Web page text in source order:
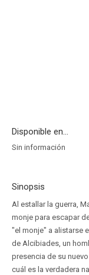
Disponible en...
Sin información
Sinopsis
Al estallar la guerra,
monje para escapar
"el monje" a alistarse
de Alcibiades, un
presencia de su
cuál es la verdadera